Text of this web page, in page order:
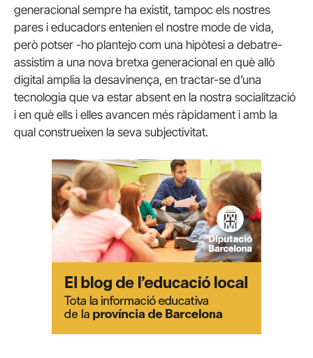
generacional sempre ha existit, tampoc els nostres
pares i educadors entenien el nostre mode de vida,
però potser -ho plantejo com una hipòtesi a debatre-
assistim a una nova bretxa generacional en què allò
digital amplia la desavinença, en tractar-se d’una
tecnologia que va estar absent en la nostra socialització
i en què ells i elles avancen més ràpidament i amb la
qual construeixen la seva subjectivitat.